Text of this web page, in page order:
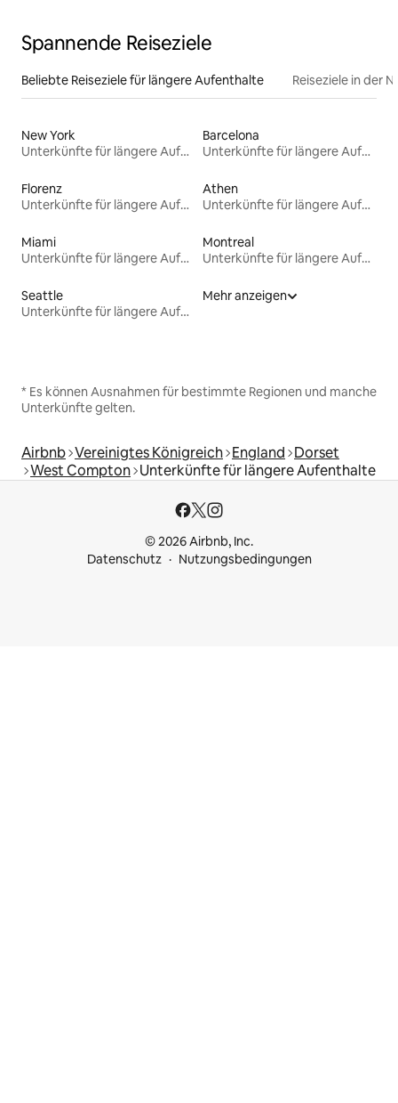
Spannende Reiseziele
Beliebte Reiseziele für längere Aufenthalte Reiseziele in der
New York
Unterkünfte für längere Aufenthalte
Barcelona
Unterkünfte für längere Aufenthalte
Florenz
Unterkünfte für längere Aufenthalte
Athen
Unterkünfte für längere Aufenthalte
Miami
Unterkünfte für längere Aufenthalte
Montreal
Unterkünfte für längere Aufenthalte
Seattle
Unterkünfte für längere Aufenthalte
Mehr anzeigen
* Es können Ausnahmen für bestimmte Regionen und manche
Unterkünfte gelten.
Airbnb Vereinigtes Königreich England Dorset
West Compton Unterkünfte für längere Aufenthalte
© 2026 Airbnb, Inc.
Datenschutz
Nutzungsbedingungen